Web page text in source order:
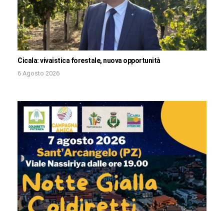
Cicala: vivaistica forestale, nuova opportunità
6 Agosto 2026